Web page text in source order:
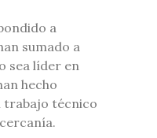
a
sumado a
sea líder en
hecho
trabajo técnico